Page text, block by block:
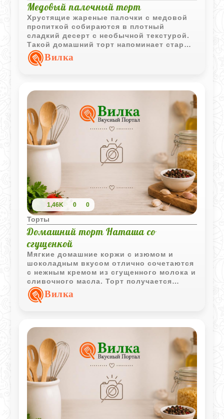
Медовый палочный торт
Хрустящие жареные палочки с медовой
пропиткой собираются в плотный
сладкий десерт с необычной текстурой.
Такой домашний торт напоминает старые
семейные рецепты - простой, ароматный
и очень уютный к чаю.
Вилка
1,46K 0 0
Торты
Домашний торт Наташа со
сгущенкой
Мягкие домашние коржи с изюмом и
шоколадным вкусом отлично сочетаются
с нежным кремом из сгущенного молока и
сливочного масла. Торт получается
простым, уютным и по-настоящему
домашним.
Вилка